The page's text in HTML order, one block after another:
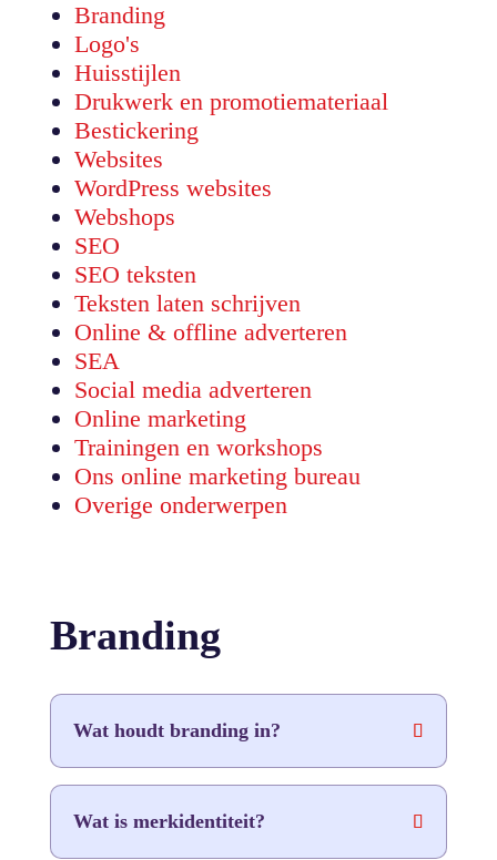
Branding
Logo's
Huisstijlen
Drukwerk en promotiemateriaal
Bestickering
Websites
WordPress websites
Webshops
SEO
SEO teksten
Teksten laten schrijven
Online & offline adverteren
SEA
Social media adverteren
Online marketing
Trainingen en workshops
Ons online marketing bureau
Overige onderwerpen
Branding
Wat houdt branding in?
Wat is merkidentiteit?